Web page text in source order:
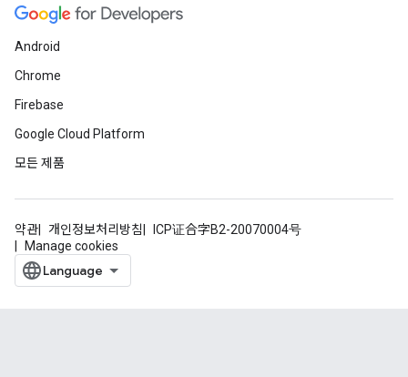
Android
Chrome
Firebase
Google Cloud Platform
모든 제품
약관 개인정보처리방침
ICP证合字B2-20070004号
Manage cookies